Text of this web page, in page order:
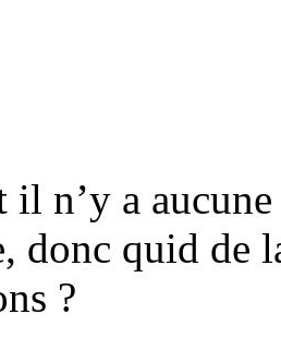
il n’y a
donc quid de
?